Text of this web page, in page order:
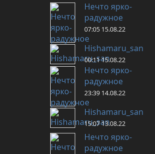
Нечто ярко-
радужное
07:05 15.08.22
Hishamaru_san
00:11 15.08.22
Нечто ярко-
радужное
23:39 14.08.22
Hishamaru_san
15:07 13.08.22
Нечто ярко-
радужное